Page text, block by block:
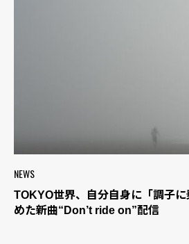
NEWS
TOKYO世界、自分自身に「調子
めた新曲“Don’t ride on”配信